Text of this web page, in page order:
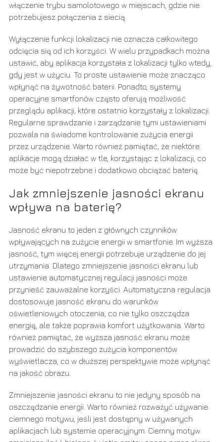
włączenie trybu samolotowego w miejscach, gdzie nie
potrzebujesz połączenia z siecią.
Wyłączenie funkcji lokalizacji nie oznacza całkowitego
odcięcia się od ich korzyści. W wielu przypadkach można
ustawić, aby aplikacja korzystała z lokalizacji tylko wtedy,
gdy jest w użyciu. To proste ustawienie może znacząco
wpłynąć na żywotność baterii. Ponadto, systemy
operacyjne smartfonów często oferują możliwość
przeglądu aplikacji, które ostatnio korzystały z lokalizacji.
Regularne sprawdzanie i zarządzanie tymi ustawieniami
pozwala na świadome kontrolowanie zużycia energii
przez urządzenie. Warto również pamiętać, że niektóre
aplikacje mogą działać w tle, korzystając z lokalizacji, co
może być niepotrzebne i dodatkowo obciążać baterię.
Jak zmniejszenie jasności ekranu
wpływa na baterię?
Jasność ekranu to jeden z głównych czynników
wpływających na zużycie energii w smartfonie. Im wyższa
jasność, tym więcej energii potrzebuje urządzenie do jej
utrzymania. Dlatego zmniejszenie jasności ekranu lub
ustawienie automatycznej regulacji jasności może
przynieść zauważalne korzyści. Automatyczna regulacja
dostosowuje jasność ekranu do warunków
oświetleniowych otoczenia, co nie tylko oszczędza
energię, ale także poprawia komfort użytkowania. Warto
również pamiętać, że wyższa jasność ekranu może
prowadzić do szybszego zużycia komponentów
wyświetlacza, co w dłuższej perspektywie może wpłynąć
na jakość obrazu.
Zmniejszenie jasności ekranu to nie jedyny sposób na
oszczędzanie energii. Warto również rozważyć używanie
ciemnego motywu, jeśli jest dostępny w używanych
aplikacjach lub systemie operacyjnym. Ciemny motyw